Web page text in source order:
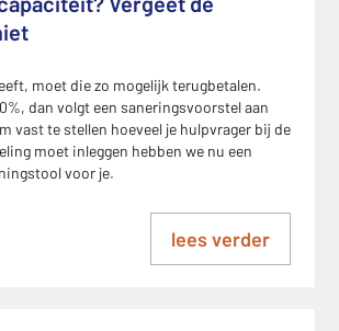
moet die zo mogelijk terugbetalen.
dan volgt een saneringsvoorstel aan
vast te stellen hoeveel je hulpvrager bij de
moet inleggen hebben we nu een
voor je.
lees verder